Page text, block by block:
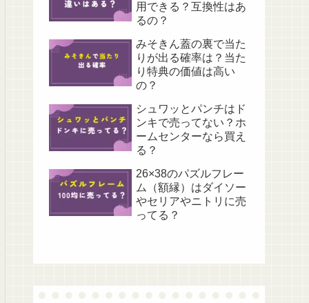
用できる？互換性はあ
るの？
みそきん蓋の裏で当た
りが出る確率は？当た
り特典の価値は高い
の？
シュワッとパンチはド
ンキで売ってない？ホ
ームセンターなら買え
る？
26×38のパズルフレー
ム（額縁）はダイソー
やセリアやニトリに売
ってる？